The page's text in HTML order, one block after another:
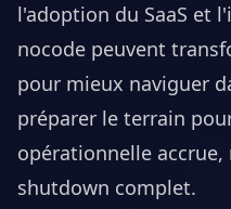
l'adoption du SaaS et
nocode peuvent
pour mieux naviguer
préparer le terrain
opérationnelle accrue,
shutdown complet.